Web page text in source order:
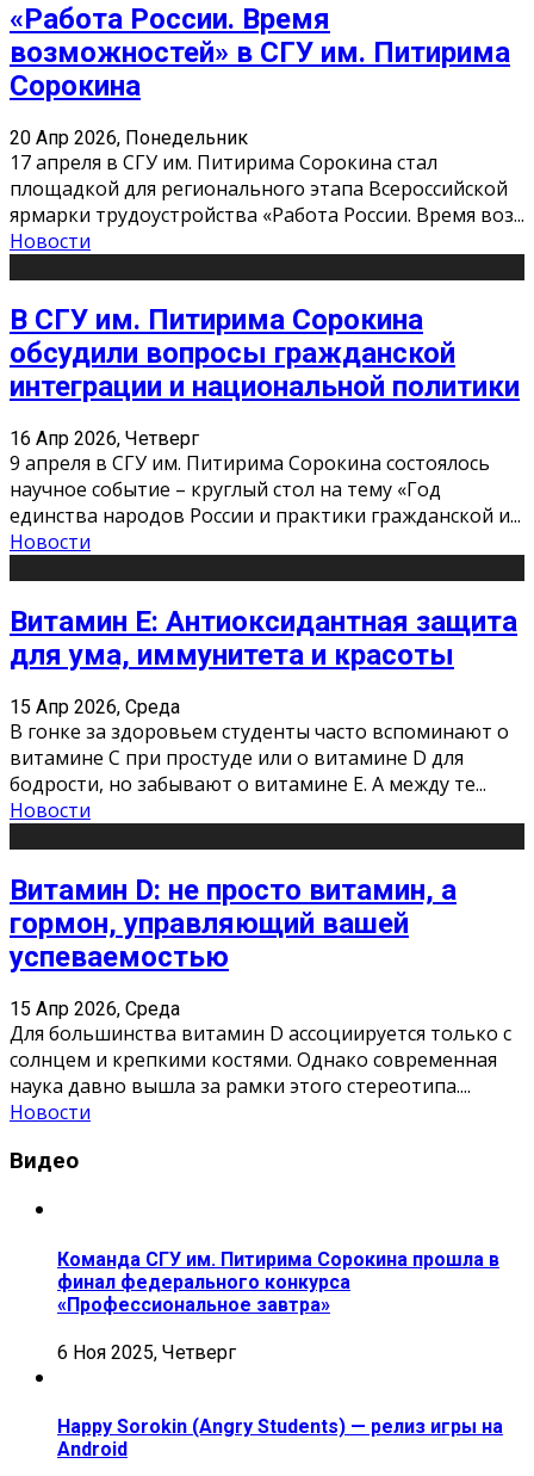
«Работа России. Время
возможностей» в СГУ им. Питирима
Сорокина
20 Апр 2026, Понедельник
17 апреля в СГУ им. Питирима Сорокина стал
площадкой для регионального этапа Всероссийской
ярмарки трудоустройства «Работа России. Время воз...
Новости
В СГУ им. Питирима Сорокина
обсудили вопросы гражданской
интеграции и национальной политики
16 Апр 2026, Четверг
9 апреля в СГУ им. Питирима Сорокина состоялось
научное событие – круглый стол на тему «Год
единства народов России и практики гражданской и...
Новости
Витамин Е: Антиоксидантная защита
для ума, иммунитета и красоты
15 Апр 2026, Среда
В гонке за здоровьем студенты часто вспоминают о
витамине С при простуде или о витамине D для
бодрости, но забывают о витамине Е. А между те...
Новости
Витамин D: не просто витамин, а
гормон, управляющий вашей
успеваемостью
15 Апр 2026, Среда
Для большинства витамин D ассоциируется только с
солнцем и крепкими костями. Однако современная
наука давно вышла за рамки этого стереотипа....
Новости
Видео
Команда СГУ им. Питирима Сорокина прошла в
финал федерального конкурса
«Профессиональное завтра»
6 Ноя 2025, Четверг
Happy Sorokin (Angry Students) — релиз игры на
Android